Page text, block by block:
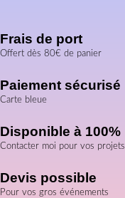
Frais de port
Offert dès 80€ de panier
Paiement sécurisé
Carte bleue
Disponible à 100%
Contacter moi pour vos projets
Devis possible
Pour vos gros événements